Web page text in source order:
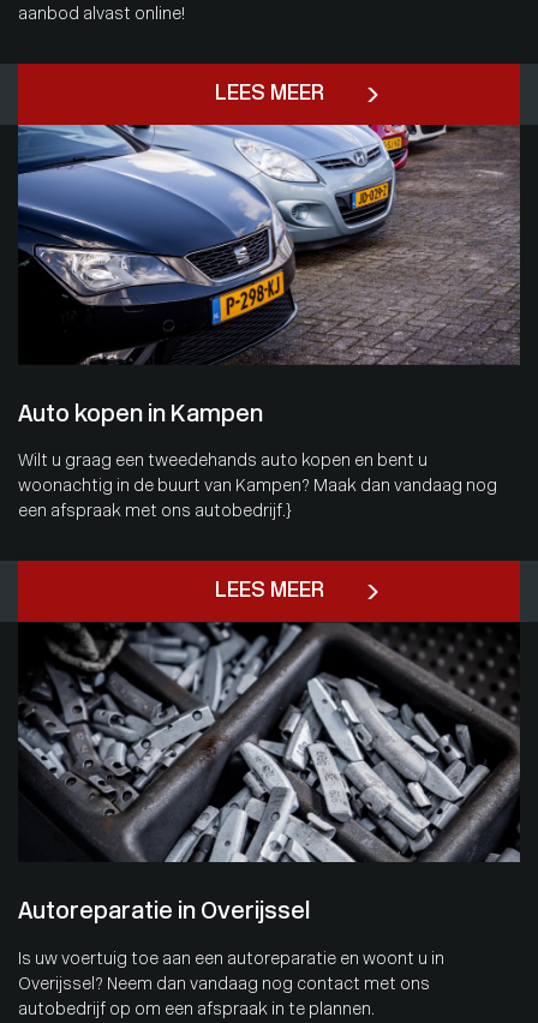
aanbod alvast online!
LEES MEER
Auto kopen in Kampen
Wilt u graag een tweedehands auto kopen en bent u
woonachtig in de buurt van Kampen? Maak dan vandaag nog
een afspraak met ons autobedrijf.}
LEES MEER
Autoreparatie in Overijssel
Is uw voertuig toe aan een autoreparatie en woont u in
Overijssel? Neem dan vandaag nog contact met ons
autobedrijf op om een afspraak in te plannen.